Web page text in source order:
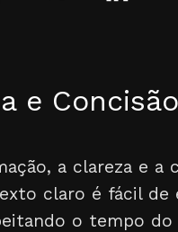
e
a clareza e a
claro é fácil de
o tempo do